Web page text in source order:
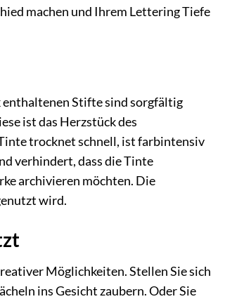
machen und Ihrem Lettering Tiefe
Stifte sind sorgfältig
ist das Herzstück des
trocknet schnell, ist farbintensiv
verhindert, dass die Tinte
archivieren möchten. Die
wird.
Möglichkeiten. Stellen Sie sich
ins Gesicht zaubern. Oder Sie